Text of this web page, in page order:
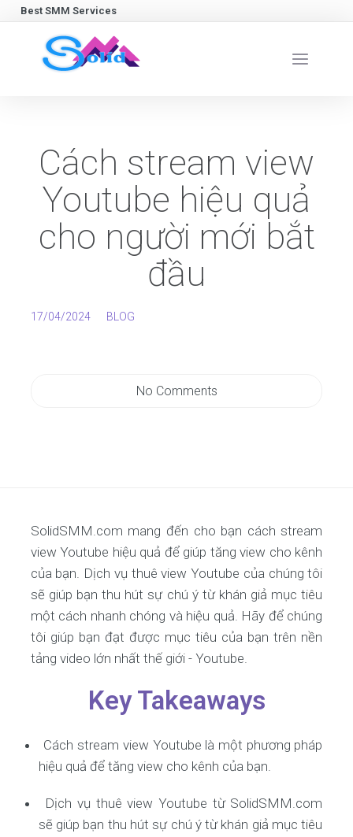
Best SMM Services
Cách stream view
Youtube hiệu quả
cho người mới bắt
đầu
17/04/2024 BLOG
No Comments
SolidSMM.com mang đến cho bạn cách stream
view Youtube hiệu quả để giúp tăng view cho kênh
của bạn. Dịch vụ thuê view Youtube của chúng tôi
sẽ giúp bạn thu hút sự chú ý từ khán giả mục tiêu
một cách nhanh chóng và hiệu quả. Hãy để chúng
tôi giúp bạn đạt được mục tiêu của bạn trên nền
tảng video lớn nhất thế giới - Youtube.
Key Takeaways
Cách stream view Youtube là một phương pháp
hiệu quả để tăng view cho kênh của bạn.
Dịch vụ thuê view Youtube từ SolidSMM.com
sẽ giúp bạn thu hút sự chú ý từ khán giả mục tiêu